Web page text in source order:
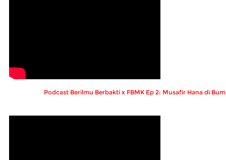
Podcast Berilmu Berbakti x FBMK Ep 2: Musafir Hana di